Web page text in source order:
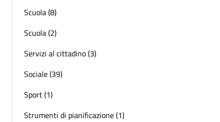
Scuola (8)
Scuola (2)
Servizi al cittadino (3)
Sociale (39)
Sport (1)
Strumenti di pianificazione (1)